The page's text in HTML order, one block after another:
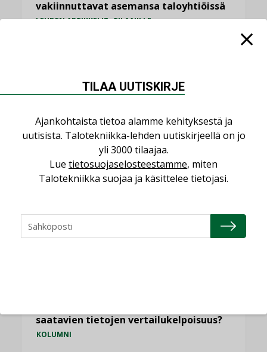
vakiinnuttavat asemansa taloyhtiöissä
LEHDEN ARTIKKELIT,TILAAJILLE
NÄKÖKULMIA
Puheista tekoihin – uusin teknologia
käyttöön kiinteistöissä
Sähköistäminen säästää euroja
KOLUMNI
saatavien tietojen vertailukelpoisuus?
KOLUMNI
TILAA UUTISKIRJE
Ajankohtaista tietoa alamme kehityksestä ja
uutisista. Talotekniikka-lehden uutiskirjeellä on jo
yli 3000 tilaajaa.
Lue tietosuojaselosteestamme, miten
Talotekniikka suojaa ja käsittelee tietojasi.